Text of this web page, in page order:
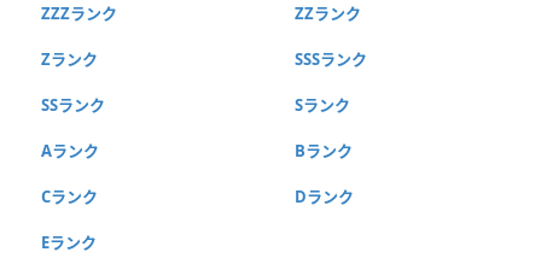
ZZZランク ZZランク
Zランク SSSランク
SSランク Sランク
Aランク Bランク
Cランク Dランク
Eランク